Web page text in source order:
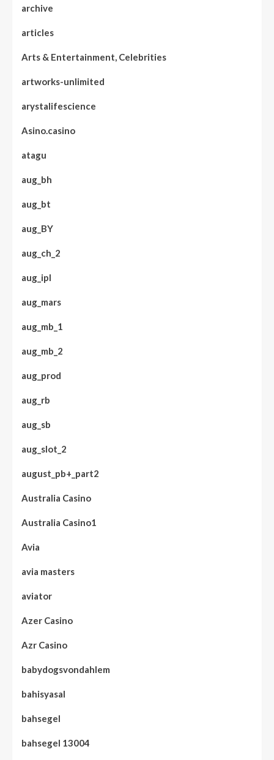
archive
articles
Arts & Entertainment, Celebrities
artworks-unlimited
arystalifescience
Asino.casino
atagu
aug_bh
aug_bt
aug_BY
aug_ch_2
aug_ipl
aug_mars
aug_mb_1
aug_mb_2
aug_prod
aug_rb
aug_sb
aug_slot_2
august_pb+_part2
Australia Casino
Australia Casino1
Avia
avia masters
aviator
Azer Casino
Azr Casino
babydogsvondahlem
bahisyasal
bahsegel
bahsegel 13004